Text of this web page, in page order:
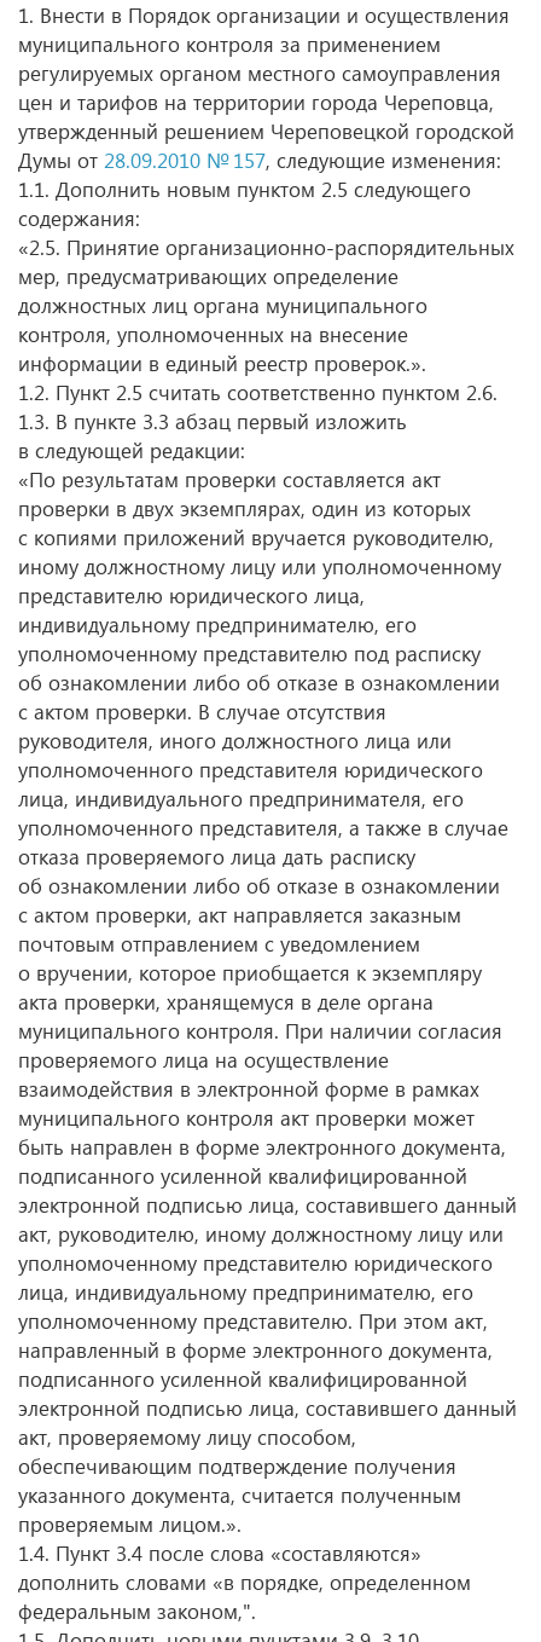
1. Внести в Порядок организации и осуществления
муниципального контроля за применением
регулируемых органом местного самоуправления
цен и тарифов на территории города Череповца,
утвержденный решением Череповецкой городской
Думы от 28.09.2010 № 157, следующие изменения:
1.1. Дополнить новым пунктом 2.5 следующего
содержания:
«2.5. Принятие организационно-распорядительных
мер, предусматривающих определение
должностных лиц органа муниципального
контроля, уполномоченных на внесение
информации в единый реестр проверок.».
1.2. Пункт 2.5 считать соответственно пунктом 2.6.
1.3. В пункте 3.3 абзац первый изложить
в следующей редакции:
«По результатам проверки составляется акт
проверки в двух экземплярах, один из которых
с копиями приложений вручается руководителю,
иному должностному лицу или уполномоченному
представителю юридического лица,
индивидуальному предпринимателю, его
уполномоченному представителю под расписку
об ознакомлении либо об отказе в ознакомлении
с актом проверки. В случае отсутствия
руководителя, иного должностного лица или
уполномоченного представителя юридического
лица, индивидуального предпринимателя, его
уполномоченного представителя, а также в случае
отказа проверяемого лица дать расписку
об ознакомлении либо об отказе в ознакомлении
с актом проверки, акт направляется заказным
почтовым отправлением с уведомлением
о вручении, которое приобщается к экземпляру
акта проверки, хранящемуся в деле органа
муниципального контроля. При наличии согласия
проверяемого лица на осуществление
взаимодействия в электронной форме в рамках
муниципального контроля акт проверки может
быть направлен в форме электронного документа,
подписанного усиленной квалифицированной
электронной подписью лица, составившего данный
акт, руководителю, иному должностному лицу или
уполномоченному представителю юридического
лица, индивидуальному предпринимателю, его
уполномоченному представителю. При этом акт,
направленный в форме электронного документа,
подписанного усиленной квалифицированной
электронной подписью лица, составившего данный
акт, проверяемому лицу способом,
обеспечивающим подтверждение получения
указанного документа, считается полученным
проверяемым лицом.».
1.4. Пункт 3.4 после слова «составляются»
дополнить словами «в порядке, определенном
федеральным законом,".